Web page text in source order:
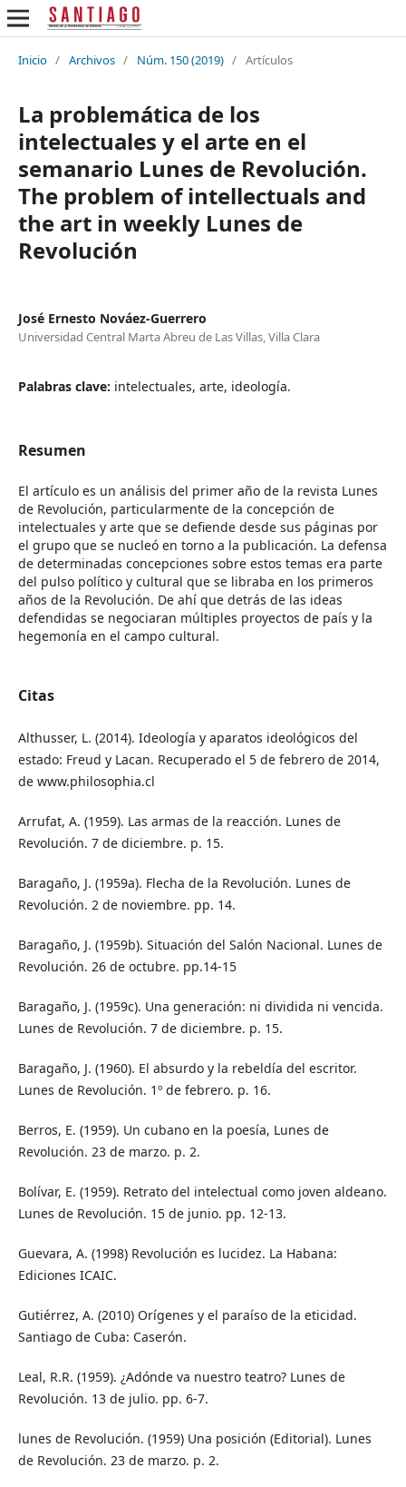
Inicio / Archivos / Núm. 150 (2019) / Artículos
La problemática de los
intelectuales y el arte en el
semanario Lunes de Revolución.
The problem of intellectuals and
the art in weekly Lunes de
Revolución
José Ernesto Nováez-Guerrero
Universidad Central Marta Abreu de Las Villas, Villa Clara
Palabras clave: intelectuales, arte, ideología.
Resumen
El artículo es un análisis del primer año de la revista Lunes
de Revolución, particularmente de la concepción de
intelectuales y arte que se defiende desde sus páginas por
el grupo que se nucleó en torno a la publicación. La defensa
de determinadas concepciones sobre estos temas era parte
del pulso político y cultural que se libraba en los primeros
años de la Revolución. De ahí que detrás de las ideas
defendidas se negociaran múltiples proyectos de país y la
hegemonía en el campo cultural.
Citas
Althusser, L. (2014). Ideología y aparatos ideológicos del
estado: Freud y Lacan. Recuperado el 5 de febrero de 2014,
de www.philosophia.cl
Arrufat, A. (1959). Las armas de la reacción. Lunes de
Revolución. 7 de diciembre. p. 15.
Baragaño, J. (1959a). Flecha de la Revolución. Lunes de
Revolución. 2 de noviembre. pp. 14.
Baragaño, J. (1959b). Situación del Salón Nacional. Lunes de
Revolución. 26 de octubre. pp.14-15
Baragaño, J. (1959c). Una generación: ni dividida ni vencida.
Lunes de Revolución. 7 de diciembre. p. 15.
Baragaño, J. (1960). El absurdo y la rebeldía del escritor.
Lunes de Revolución. 1º de febrero. p. 16.
Berros, E. (1959). Un cubano en la poesía, Lunes de
Revolución. 23 de marzo. p. 2.
Bolívar, E. (1959). Retrato del intelectual como joven aldeano.
Lunes de Revolución. 15 de junio. pp. 12-13.
Guevara, A. (1998) Revolución es lucidez. La Habana:
Ediciones ICAIC.
Gutiérrez, A. (2010) Orígenes y el paraíso de la eticidad.
Santiago de Cuba: Caserón.
Leal, R.R. (1959). ¿Adónde va nuestro teatro? Lunes de
Revolución. 13 de julio. pp. 6-7.
lunes de Revolución. (1959) Una posición (Editorial). Lunes
de Revolución. 23 de marzo. p. 2.